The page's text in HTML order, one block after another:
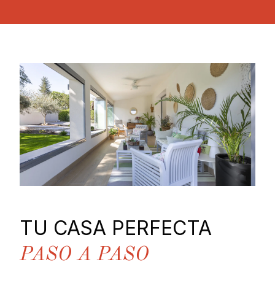
TU CASA PERFECTA
PASO A PASO